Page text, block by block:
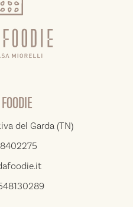
del Garda (TN)